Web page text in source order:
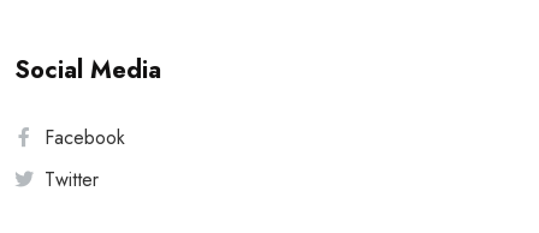
Social Media
Facebook
Twitter